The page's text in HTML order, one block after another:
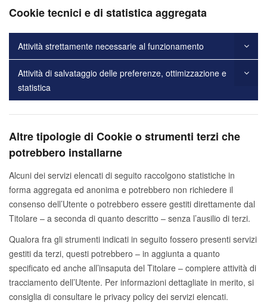
Cookie tecnici e di statistica aggregata
Attività strettamente necessarie al funzionamento
Attività di salvataggio delle preferenze, ottimizzazione e
statistica
Altre tipologie di Cookie o strumenti terzi che
potrebbero installarne
Alcuni dei servizi elencati di seguito raccolgono statistiche in
forma aggregata ed anonima e potrebbero non richiedere il
consenso dell’Utente o potrebbero essere gestiti direttamente dal
Titolare – a seconda di quanto descritto – senza l’ausilio di terzi.
Qualora fra gli strumenti indicati in seguito fossero presenti servizi
gestiti da terzi, questi potrebbero – in aggiunta a quanto
specificato ed anche all’insaputa del Titolare – compiere attività di
tracciamento dell’Utente. Per informazioni dettagliate in merito, si
consiglia di consultare le privacy policy dei servizi elencati.